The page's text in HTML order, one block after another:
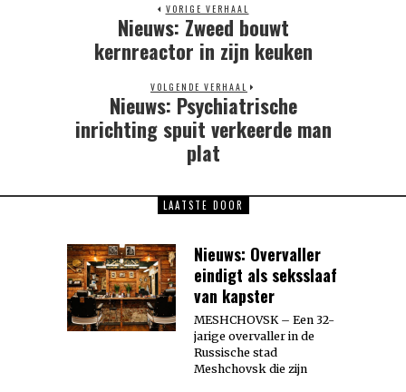
VORIGE VERHAAL
Previous
post:
Nieuws: Zweed bouwt
kernreactor in zijn keuken
VOLGENDE VERHAAL
Next
Nieuws: Psychiatrische
inrichting spuit verkeerde man
plat
LAATSTE DOOR
Nieuws: Overvaller
eindigt als seksslaaf
van kapster
MESHCHOVSK – Een 32-
jarige overvaller in de
Russische stad
Meshchovsk die zijn